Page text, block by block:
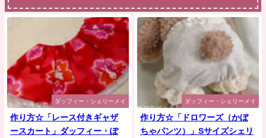
ダッフィー・シェリーメイ
作り方☆「レース付きギャザ
ースカート」ダッフィー・ぽ
ダッフィー・シェリーメイ
作り方☆「ドロワーズ（かぼ
ちゃパンツ）」Sサイズシェリ